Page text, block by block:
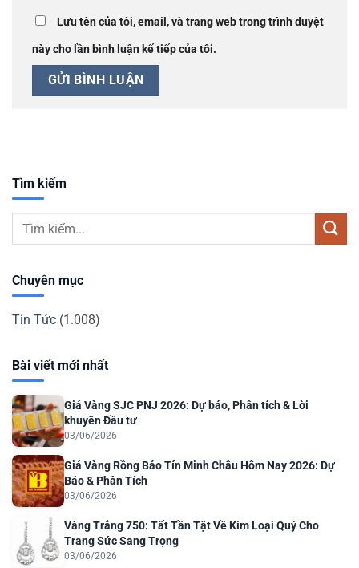
Lưu tên của tôi, email, và trang web trong trình duyệt
này cho lần bình luận kế tiếp của tôi.
Tìm kiếm
Chuyên mục
Tin Tức (1.008)
Bài viết mới nhất
Giá Vàng SJC PNJ 2026: Dự báo, Phân tích & Lời
khuyên Đầu tư
03/06/2026
Giá Vàng Rồng Bảo Tín Minh Châu Hôm Nay 2026: Dự
Báo & Phân Tích
03/06/2026
Vàng Trắng 750: Tất Tần Tật Về Kim Loại Quý Cho
Trang Sức Sang Trọng
03/06/2026